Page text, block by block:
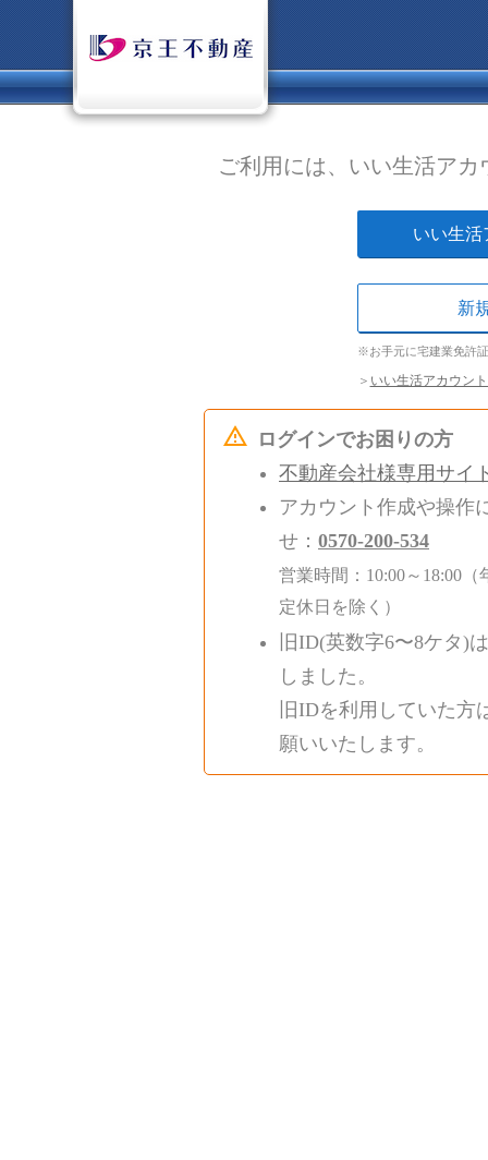
ご利用には、いい生活ア
いい生活
新
※お手元に宅建業免許
＞ いい生活アカウン
ログインでお困りの方
不動産会社様専用サイ
アカウント作成や操作
せ： 0570-200-534
営業時間：10:00～18:00
定休日を除く）
旧ID(英数字6〜8ケタ)は
しました。
旧IDを利用していた
願いいたします。